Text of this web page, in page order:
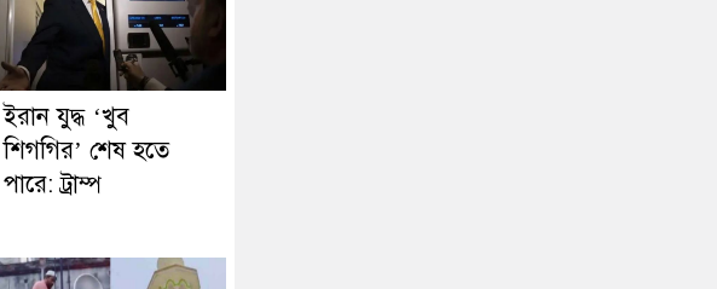
ইরান যুদ্ধ ‘খুব
শিগগির’ শেষ হতে
পারে: ট্রাম্প